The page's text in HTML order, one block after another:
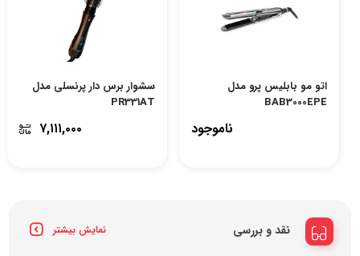
اتو مو بابلیس پرو مدل
BAB3000EPE
ناموجود
سشوار برس دار پرنسلی مدل
PR331AT
۷,۱۱۱,۰۰۰
نقد و بررسی نمایش بیشتر